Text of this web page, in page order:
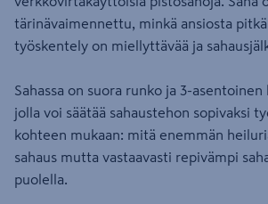
tärinävaimennettu, minkä ansiosta
työskentely on miellyttävää ja
Sahassa on suora runko ja 3-
jolla voi säätää sahaustehon sopivaksi
kohteen mukaan: mitä enemmän
sahaus mutta vastaavasti repivämpi
puolella.